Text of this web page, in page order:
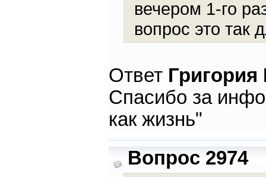
вечером 1-го
вопрос это так
Ответ
Спасибо за
как жизнь"
Вопрос 2974